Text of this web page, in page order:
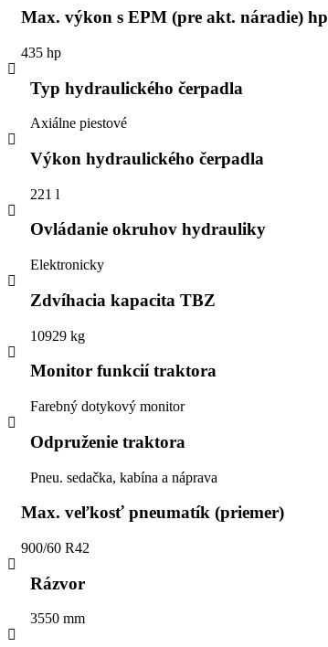
Max. výkon s EPM (pre akt. náradie) hp
435 hp
Typ hydraulického čerpadla
Axiálne piestové
Výkon hydraulického čerpadla
221 l
Ovládanie okruhov hydrauliky
Elektronicky
Zdvíhacia kapacita TBZ
10929 kg
Monitor funkcií traktora
Farebný dotykový monitor
Odpruženie traktora
Pneu. sedačka, kabína a náprava
Max. veľkosť pneumatík (priemer)
900/60 R42
Rázvor
3550 mm